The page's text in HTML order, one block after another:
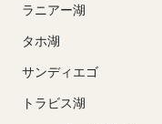
ラニアー湖
タホ湖
サンディエゴ
トラビス湖